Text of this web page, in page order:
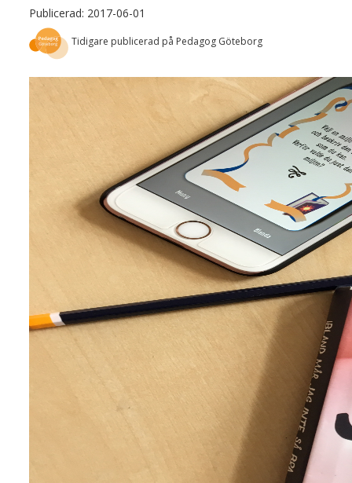
Publicerad: 2017-06-01
Tidigare publicerad på Pedagog Göteborg